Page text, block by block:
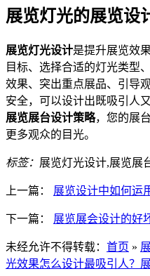
展览灯光的展览设
展览灯光设计是提升展览效
目标、选择合适的灯光类型
效果、突出重点展品、引导
安全，可以设计出既吸引人
展览展台设计策略，您的展
更多观众的目光。
标签： 展览灯光设计,展览展
上一篇： 展览设计中如何运
下一篇： 展览展会设计的好
未经允许不得转载： 首页 »
光效果怎么设计最吸引人？